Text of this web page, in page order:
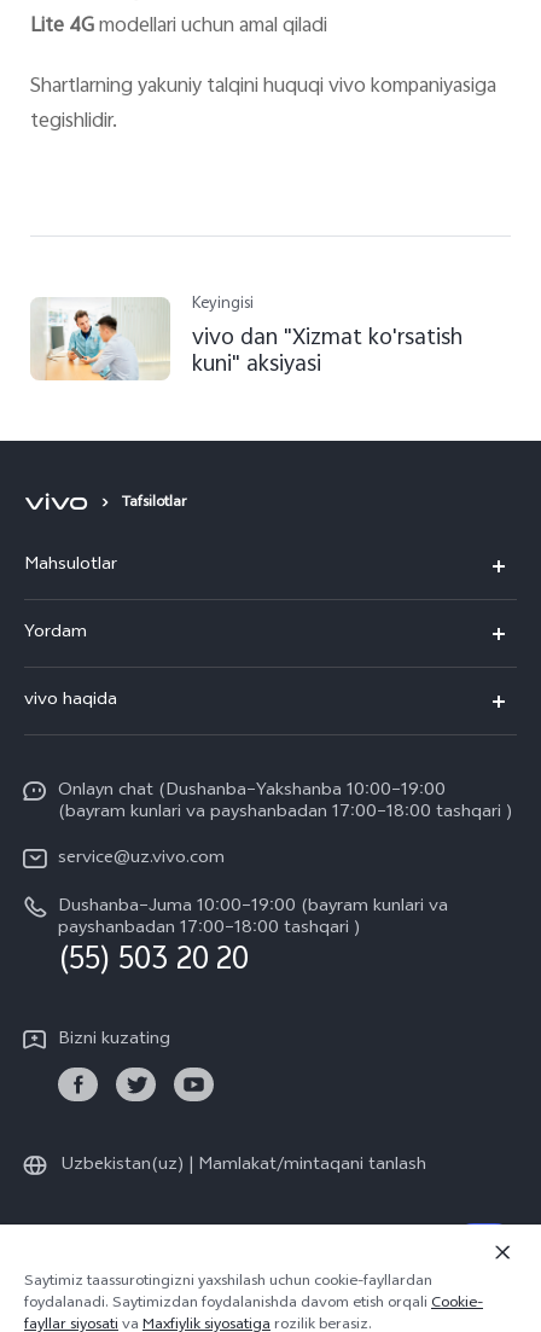
Lite 4Gmodellari uchun amal qiladi
Shartlarning yakuniy talqini huquqi vivo kompaniyasiga
tegishlidir.
Keyingisi
vivo dan "Xizmat ko'rsatish
kuni" aksiyasi
Tafsilotlar
Mahsulotlar
V50 Lite
Y29
Yordam
Funtouch OS
Xizmat ko'rsatish markazi
IMEI autentifikatsiyasi
Zaxira buyumlar narxi haqida so'rov
Tizim yangilanishi
vivo kafolat yoʻriqnomasi
vivo haqida
Kompaniya yangiliklari
vivo ish joylari
Huquqiy eslatmalar
Biz haqimizda
Barqarorlik
Onlayn chat (Dushanba–Yakshanba 10:00–19:00
(bayram kunlari va payshanbadan 17:00–18:00 tashqari )
service@uz.vivo.com
Dushanba–Juma 10:00–19:00 (bayram kunlari va
payshanbadan 17:00–18:00 tashqari )
(55) 503 20 20
Bizni kuzating
Uzbekistan(uz) | Mamlakat/mintaqani tanlash
himoyalangan.
Maxfiylik siyosati | Cookie siyosati | Maxfiylik yuzasidan yordam
Saytimiz taassurotingizni yaxshilash uchun cookie-fayllardan
foydalanadi. Saytimizdan foydalanishda davom etish orqaliCookie-
fayllar siyosativaMaxfiylik siyosatigarozilik berasiz.